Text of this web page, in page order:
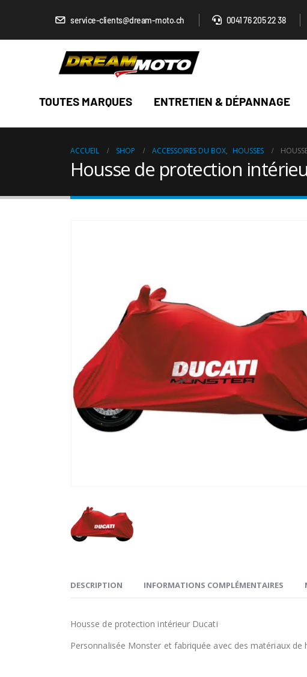
service-clients@dream-moto.ch 0041 76 205 22 38
TOUTES MARQUES ENTRETIEN & DÉPANNAGE
ACCUEIL SHOP ACCESSOIRES DU BOX, HOUSSES
Housse de protection
DESCRIPTION INFORMATIONS COMPLÉMENTAIRES
Housse de protection intérieur Ducati
Personnalisée Monster et fabriquée avec des matériaux